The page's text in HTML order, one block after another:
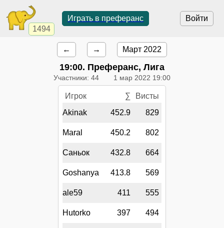
1494
Войти
Играть в преферанс
← → Март 2022
19:00. Преферанс, Лига
Участники: 44 1 мар 2022 19:00
Игрок ∑
Висты
Akinak
452.9 829
Maral 450.2 802
Саньок 432.8 664
Goshanya 413.8 569
ale59 411 555
Hutorko 397 494